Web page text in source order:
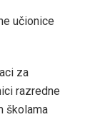
učionice
za
razredne
školama